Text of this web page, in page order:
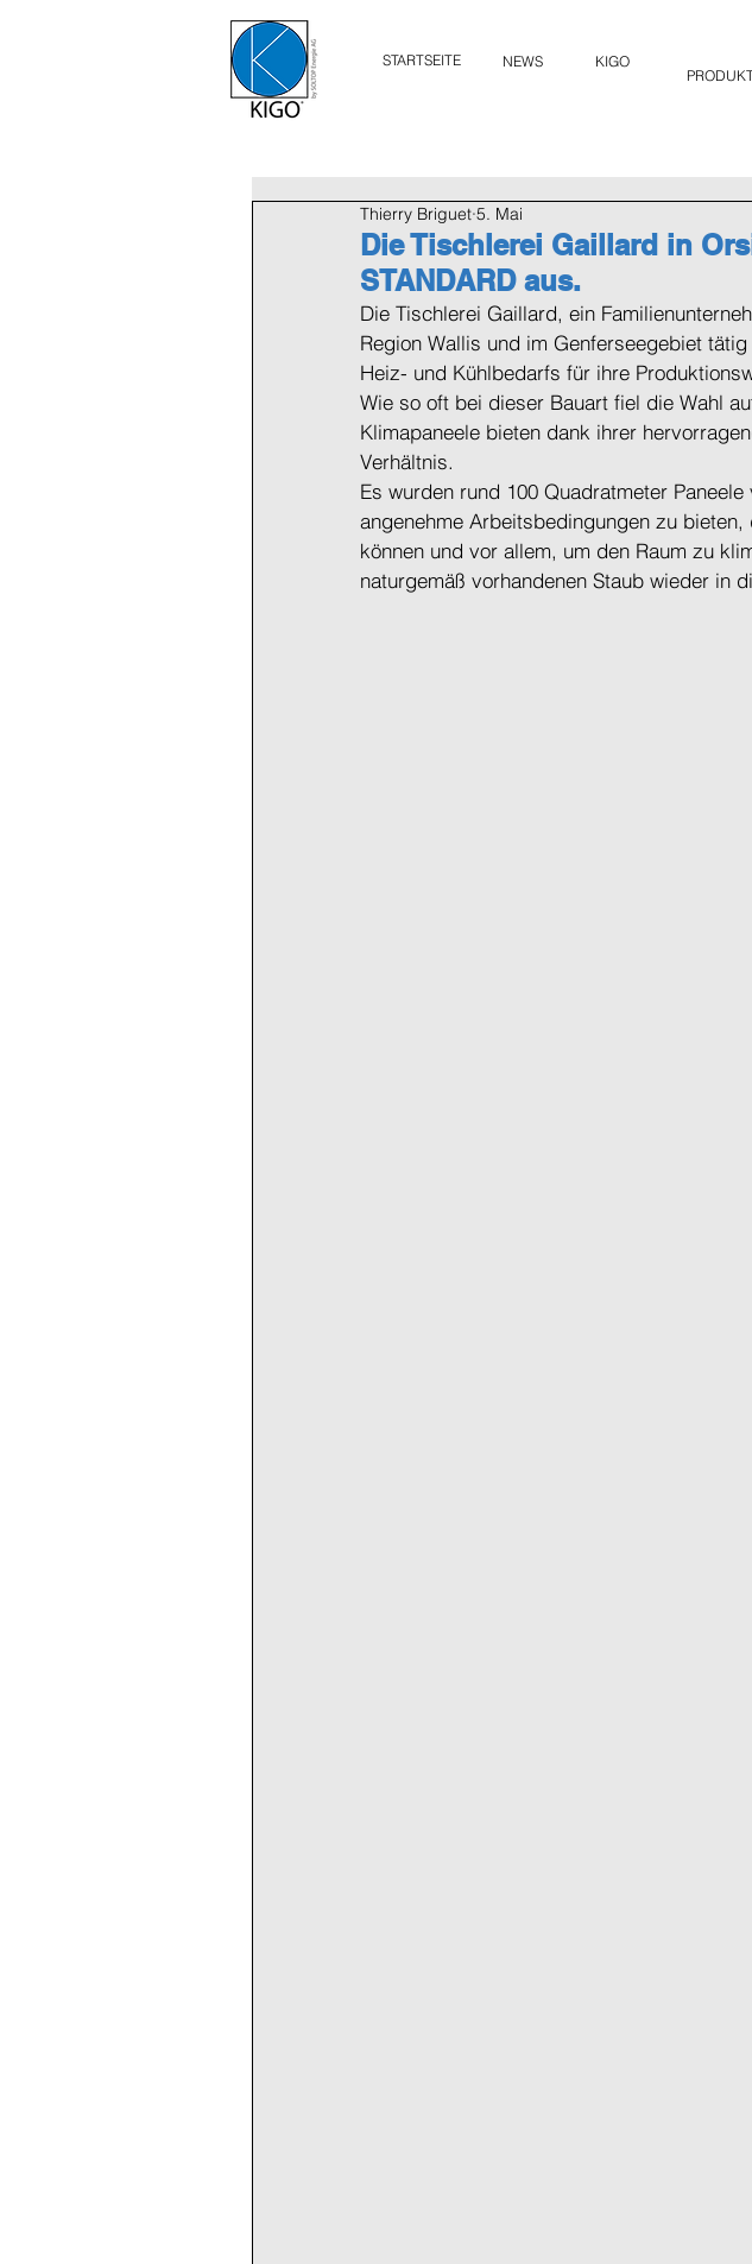
STARTSEITE NEWS
KIGO
Die Tischlerei Gaillard in
STANDARD aus.
Thierry Briguet 5. Mai
Die Tischlerei Gaillard, ein
Region Wallis und im Genferseegebiet
Heiz- und Kühlbedarfs für ihre
Wie so oft bei dieser Bauart fiel die Wahl
Klimapaneele bieten dank ihrer
Verhältnis.
Es wurden rund 100 Quadratmeter
angenehme Arbeitsbedingungen zu
können und vor allem, um den Raum zu
naturgemäß vorhandenen Staub wieder in